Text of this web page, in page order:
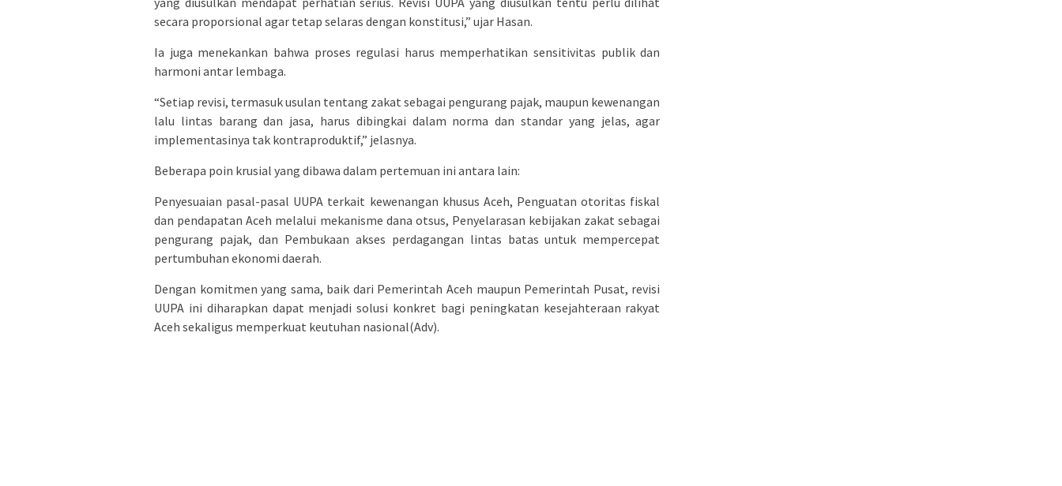
secara proporsional agar tetap selaras dengan konstitusi,” ujar Hasan.
Ia juga menekankan bahwa proses regulasi harus memperhatikan sensitivitas publik dan
harmoni antar lembaga.
“Setiap revisi, termasuk usulan tentang zakat sebagai pengurang pajak, maupun kewenangan
lalu lintas barang dan jasa, harus dibingkai dalam norma dan standar yang jelas, agar
implementasinya tak kontraproduktif,” jelasnya.
Beberapa poin krusial yang dibawa dalam pertemuan ini antara lain:
Penyesuaian pasal-pasal UUPA terkait kewenangan khusus Aceh, Penguatan otoritas fiskal
dan pendapatan Aceh melalui mekanisme dana otsus, Penyelarasan kebijakan zakat sebagai
pengurang pajak, dan Pembukaan akses perdagangan lintas batas untuk mempercepat
pertumbuhan ekonomi daerah.
Dengan komitmen yang sama, baik dari Pemerintah Aceh maupun Pemerintah Pusat, revisi
UUPA ini diharapkan dapat menjadi solusi konkret bagi peningkatan kesejahteraan rakyat
Aceh sekaligus memperkuat keutuhan nasional(Adv).